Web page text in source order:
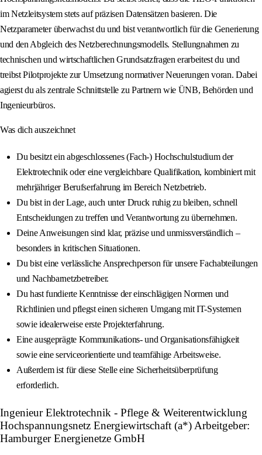
im Netzleitsystem stets auf präzisen Datensätzen basieren. Die
Netzparameter überwachst du und bist verantwortlich für die Generierung
und den Abgleich des Netzberechnungsmodells. Stellungnahmen zu
technischen und wirtschaftlichen Grundsatzfragen erarbeitest du und
treibst Pilotprojekte zur Umsetzung normativer Neuerungen voran. Dabei
agierst du als zentrale Schnittstelle zu Partnern wie ÜNB, Behörden und
Ingenieurbüros.
Was dich auszeichnet
Du besitzt ein abgeschlossenes (Fach-) Hochschulstudium der
Elektrotechnik oder eine vergleichbare Qualifikation, kombiniert mit
mehrjähriger Berufserfahrung im Bereich Netzbetrieb.
Du bist in der Lage, auch unter Druck ruhig zu bleiben, schnell
Entscheidungen zu treffen und Verantwortung zu übernehmen.
Deine Anweisungen sind klar, präzise und unmissverständlich –
besonders in kritischen Situationen.
Du bist eine verlässliche Ansprechperson für unsere Fachabteilungen
und Nachbarnetzbetreiber.
Du hast fundierte Kenntnisse der einschlägigen Normen und
Richtlinien und pflegst einen sicheren Umgang mit IT-Systemen
sowie idealerweise erste Projekterfahrung.
Eine ausgeprägte Kommunikations- und Organisationsfähigkeit
sowie eine serviceorientierte und teamfähige Arbeitsweise.
Außerdem ist für diese Stelle eine Sicherheitsüberprüfung
erforderlich.
Ingenieur Elektrotechnik - Pflege & Weiterentwicklung
Hochspannungsnetz Energiewirtschaft (a*) Arbeitgeber:
Hamburger Energienetze GmbH